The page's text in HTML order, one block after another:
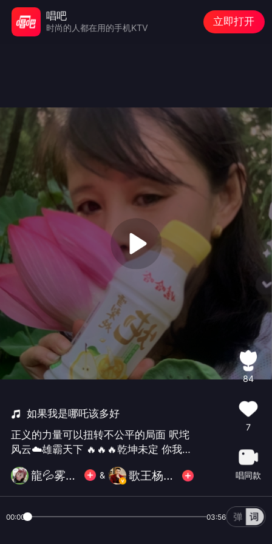
如果我是哪吒该多好
正义的力量可以扭转不公平的局面 呎垞
风云☁️雄霸天下 🔥🔥🔥乾坤未定 你我皆
是黑马🐎 挑战所有的不可能 向着光明前
行 恭㊗️好朋友 唱吧大咖 杨山德 的首支
单曲循环 发布 希望宝宝们喜欢欣赏 欢
龍💦雾之恋🏹 & 歌王杨山德
84
7
唱同款
00:00 03:56
唱吧
时尚的人都在用的手机KTV
立即打开